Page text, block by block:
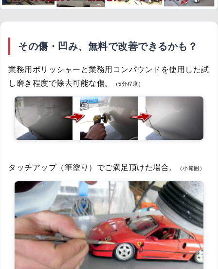
その傷・凹み、無料で改善できるかも？
業務用ポリッシャーと業務用コンパウンドを使用した試
し磨き程度で除去可能な傷。
（5分程度）
タッチアップ（筆塗り）でご満足頂けた場合。 （小範囲）